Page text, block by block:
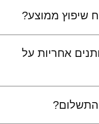
שיפוץ ממוצע?
אחריות על